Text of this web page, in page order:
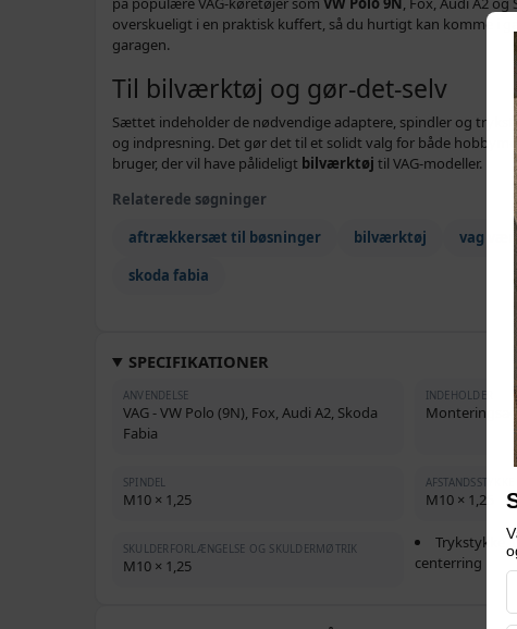
overskueligt i en praktisk kuffert, så du hurtigt kan komme i
garagen.
Til bilværktøj og gør‑det‑selv
Sættet indeholder de nødvendige adaptere, spindler og
og indpresning. Det gør det til et solidt valg for både
bruger, der vil have pålideligt bilværktøj til VAG-modeller.
Relaterede søgninger
aftrækkersæt til bøsninger
bilværktøj vag
skoda fabia
SPECIFIKATIONER
ANVENDELSE
VAG - VW Polo (9N), Fox, Audi A2, Skoda
Fabia
INDEHOLDER
SPINDEL
M10 × 1,25 M10 × 1,25
SKULDERFORLÆNGELSE OG SKULDERMØTRIK
M10 × 1,25
Trykstykke,
centerring